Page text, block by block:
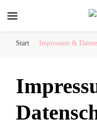
Start Impressum &